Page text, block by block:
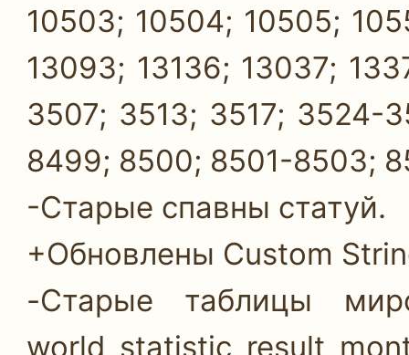
10503; 10504; 10505;
13093; 13136; 13037;
3507; 3513; 3517;
8499; 8500; 8501-8503;
-Старые спавны статуй.
+Обновлены Custom
-Старые таблицы